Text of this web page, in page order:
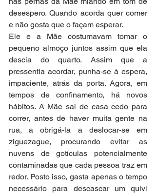
desespero. Quando acorda quer comer
e não gosta que o façam esperar.
Ele e a Mãe costumavam tomar o
pequeno almoço juntos assim que ela
descia do quarto. Assim que a
pressentia acordar, punha-se à espera,
impaciente, atrás da porta. Agora, em
tempos de confinamento, há novos
hábitos. A Mãe sai de casa cedo para
correr, antes de haver muita gente na
rua, a obrigá-la a deslocar-se em
ziguezague, procurando evitar as
nuvens de gotículas potencialmente
contaminadas que cada pessoa traz em
redor. Posto isso, gasta apenas o tempo
necessário para descascar um quivi